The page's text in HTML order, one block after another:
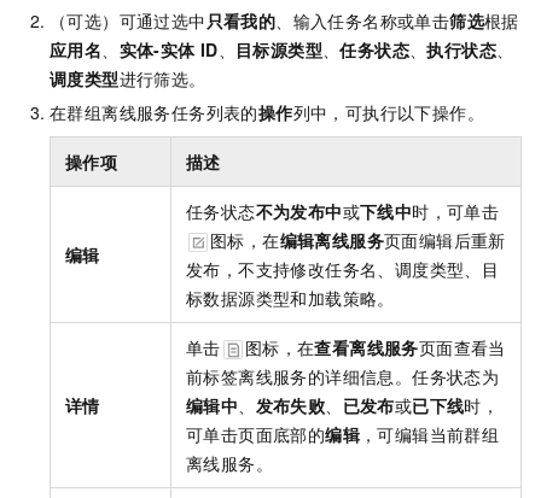
（可选）可通过选中 只看我的 、输入任务名称或单击筛选根据
应用名
实体-实体 ID 目标源类型 、任务状态 、执行状态
调度类型进行筛选。
在群组离线服务任务列表的操作列中，可执行以下操作。
操作项 描述
编辑
任务状态不为发布中或下线中时，可单击
图标，在编辑离线服务页面编辑后重新
发布，不支持修改任务名、调度类型、目
标数据源类型和加载策略。
详情
单击 图标，在查看离线服务页面查看当
前标签离线服务的详细信息。任务状态为
编辑中
发布失败 已发布或已下线时，
可单击页面底部的编辑 ，可编辑当前群组
离线服务。